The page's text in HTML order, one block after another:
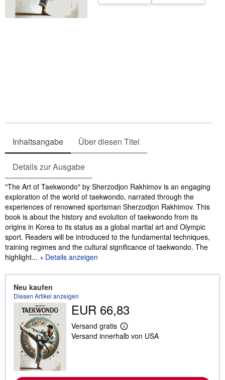
Inhaltsangabe Über diesen Titel
Details zur Ausgabe
Inhaltsangabe
"The Art of Taekwondo" by Sherzodjon Rakhimov is an engaging
exploration of the world of taekwondo, narrated through the
experiences of renowned sportsman Sherzodjon Rakhimov. This
book is about the history and evolution of taekwondo from its
origins in Korea to its status as a global martial art and Olympic
sport. Readers will be introduced to the fundamental techniques,
training regimes and the cultural significance of taekwondo. The
highlight...
Details anzeigen
Neu kaufen
Diesen Artikel anzeigen
EUR 66,83
Versand gratis
W
e
Versand innerhalb von USA